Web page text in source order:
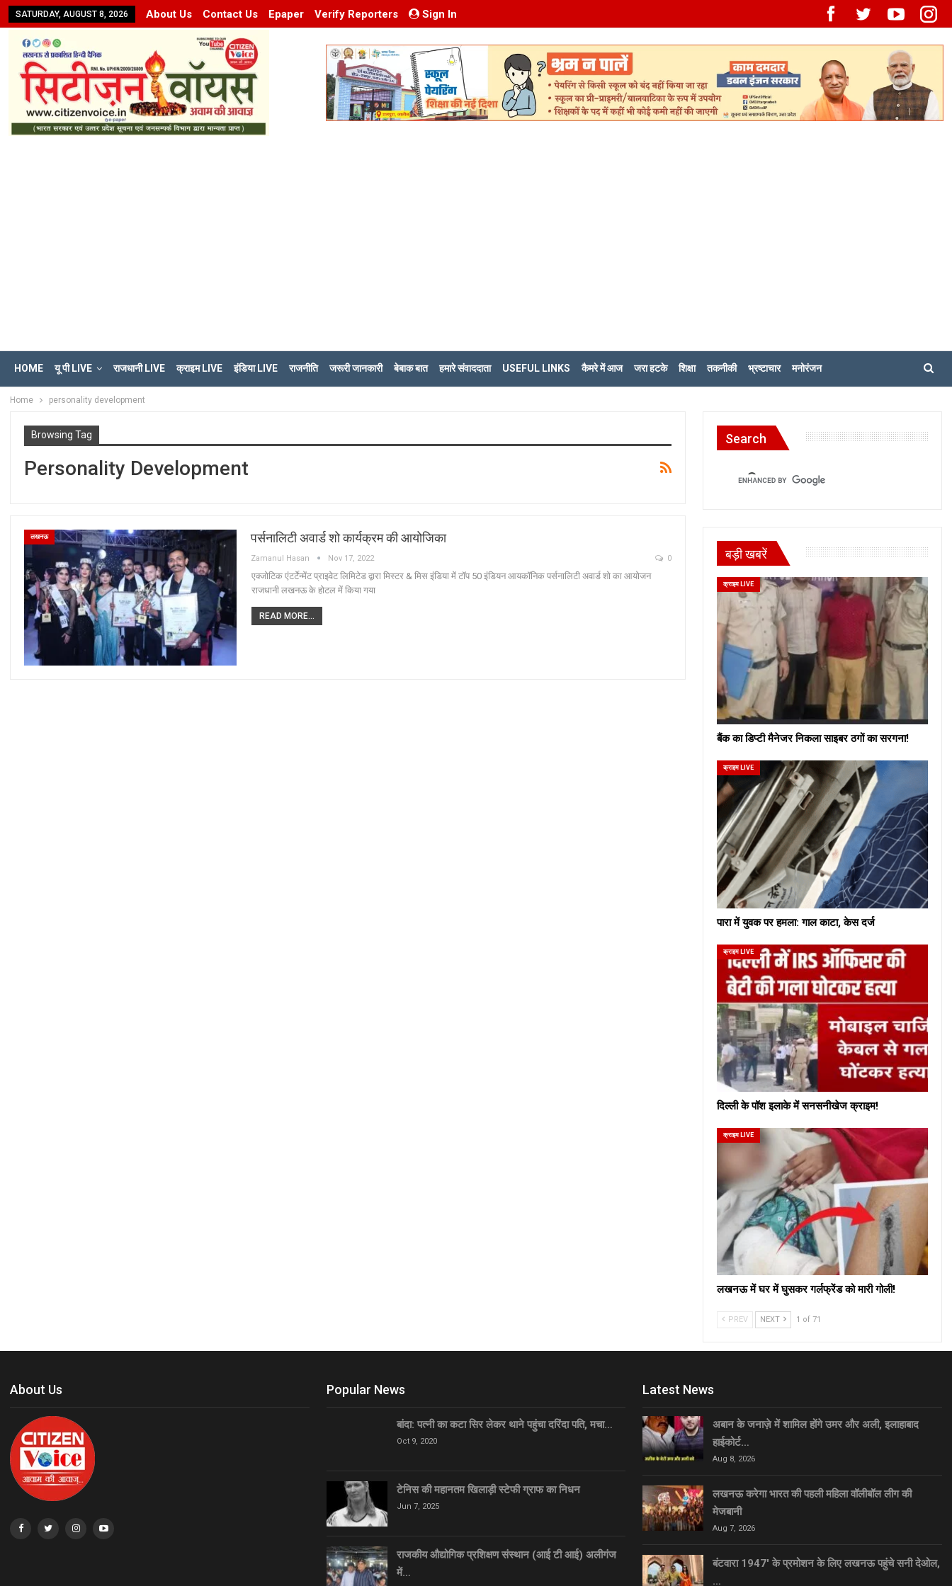
SATURDAY, AUGUST 8, 2026 About Us Contact Us Epaper Verify Reporters Sign In
HOME यू पी LIVE राजधानी LIVE क्राइम LIVE इंडिया LIVE राजनीति जरूरी जानकारी बेबाक बात हमारे संवाददाता USEFUL LINKS कैमरे में आज जरा हटके शिक्षा तकनीकी भ्रष्टाचार मनोरंजन
Home personality development
Browsing Tag
Personality Development
लखनऊ पर्सनालिटी अवार्ड शो कार्यक्रम की आयोजिका
Zamanul Hasan Nov 17, 2022 0
एक्जोटिक एंटर्टेन्मेंट प्राइवेट लिमिटेड द्वारा मिस्टर & मिस इंडिया में टॉप 50 इंडियन आयकॉनिक पर्सनालिटी अवार्ड शो का आयोजन
राजधानी लखनऊ के होटल में किया गया
READ MORE...
Search
बड़ी खबरें
क्राइम LIVE
बैंक का डिप्टी मैनेजर निकला साइबर ठगों का सरगना!
क्राइम LIVE
पारा में युवक पर हमला: गाल काटा, केस दर्ज
क्राइम LIVE
दिल्ली के पॉश इलाके में सनसनीखेज क्राइम!
क्राइम LIVE
लखनऊ में घर में घुसकर गर्लफ्रेंड को मारी गोली!
PREV NEXT 1 of 71
About Us Popular News
बांदा: पत्नी का कटा सिर लेकर थाने पहुंचा दरिंदा पति, मचा…
Oct 9, 2020
टेनिस की महानतम खिलाड़ी स्टेफी ग्राफ का निधन
Jun 7, 2025
राजकीय औद्योगिक प्रशिक्षण संस्थान (आई टी आई) अलीगंज
में…
Latest News
अबान के जनाज़े में शामिल होंगे उमर और अली, इलाहाबाद
हाईकोर्ट…
Aug 8, 2026
लखनऊ करेगा भारत की पहली महिला वॉलीबॉल लीग की
मेजबानी
Aug 7, 2026
बंटवारा 1947′ के प्रमोशन के लिए लखनऊ पहुंचे सनी देओल,
…